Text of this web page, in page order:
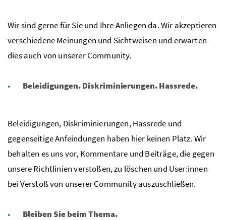
Wir sind gerne für Sie und Ihre Anliegen da. Wir akzeptieren
verschiedene Meinungen und Sichtweisen und erwarten
dies auch von unserer Community.
Beleidigungen. Diskriminierungen. Hassrede.
Beleidigungen, Diskriminierungen, Hassrede und
gegenseitige Anfeindungen haben hier keinen Platz. Wir
behalten es uns vor, Kommentare und Beiträge, die gegen
unsere Richtlinien verstoßen, zu löschen und User:innen
bei Verstoß von unsererCommunity auszuschließen.
Bleiben Sie beim Thema.